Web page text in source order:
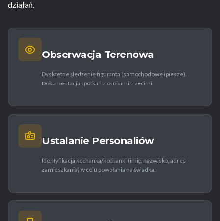
działań.
Obserwacja Terenowa
Dyskretne śledzenie figuranta (samochodowe i piesze).
Dokumentacja spotkań z osobami trzecimi.
Ustalanie Personaliów
Identyfikacja kochanka/kochanki (imię, nazwisko, adres
zamieszkania) w celu powołania na świadka.